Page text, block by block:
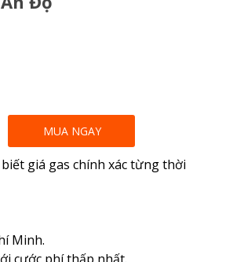
MUA NGAY
giá gas chính xác từng thời
Minh.